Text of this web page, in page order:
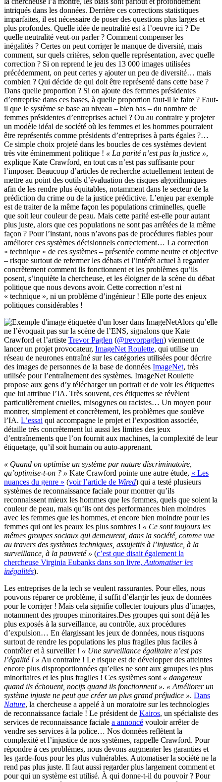
intriqués dans les données. Derrière ces corrections statistiques
imparfaites, il est nécessaire de poser des questions plus larges et
plus profondes. Quelle idée de neutralité est à l’oeuvre ici ? De
quelle neutralité veut-on parler ? Comment compenser les
inégalités ? Certes on peut corriger le manque de diversité, mais
comment, sur quels critères, selon quelle représentation, avec quelle
correction ? Si on reprend le jeu des 13 000 images utilisées
précédemment, on peut certes y ajouter un peu de diversité… mais
combien ? Qui décide de qui doit être représenté dans cette base ?
Dans quelle proportion ? Si on ajoute des femmes présidentes
d’entreprise dans ces bases, à quelle proportion faut-il le faire ? Faut-
il que le système se base au niveau – bien bas – du nombre de
femmes présidentes d’entreprises actuel ? Ou au contraire y projeter
un modèle idéal de société où les femmes et les hommes pourraient
être représentés comme présidents d’entreprises à parts égales ?…
Ce simple choix projeté dans les boucles de ces systèmes devient
très vite éminemment politique ! « La parité n’est pas la justice »,
explique Kate Crawford, en tout cas n’est pas suffisante pour
l’imposer. Beaucoup d’articles de recherche actuellement tentent de
mettre au point des outils d’évaluation des risques algorithmiques
afin de les rendre plus équitables, notamment dans le secteur de la
prédiction du crime ou de la justice prédictive. L’enjeu par exemple
est de traiter de la même façon les populations criminelles, quelle
que soit leur couleur de peau. Mais cette parité est-elle pour autant
plus juste, alors que ces populations ne sont pas arrêtées de la même
façon ? Pour l’instant, nous n’avons pas de procédures fiables pour
améliorer ces systèmes décisionnels correctement… La correction
« technique » de ces systèmes – présentée comme neutre et objective
– risque surtout de refermer les débats et l’intérêt actuel à regarder
concrètement comment ils fonctionnent et les problèmes qu’ils
posent, s’inquiète la chercheuse, et les éloigner de la scène du débat
politique que nous devons avoir. Cette correction n’est ni
« technique », ni un problème d’ingénieur ! Elle porte des enjeux
politiques considérables !
Alors qu’elle
ne l’évoquait pas sur la scène de l’ENS, signalons que Kate
Crawford et l’artiste Trevor Paglen (@trevorpaglen) viennent de
lancer un projet provocateur, ImageNet Roulette, qui utilise un
réseau de neurones entraîné sur les catégories utilisées pour décrire
des images de personnes de la base de données ImageNet, très
utilisée pour l’entraînement des systèmes. ImageNet Roulette
propose aux gens d’y télécharger un portrait et de voir les étiquettes
que lui attribue l’IA. Très souvent, ces étiquettes se révèlent
particulièrement cruelles, misogynes ou racistes… Un moyen pour
montrer, simplement et concrètement, les problèmes que soulève
l’IA. L’essai qui accompagne le projet et l’exposition associée,
détaille très concrètement lui aussi les limites des jeux
d’entraînements que l’on fournit aux machines, la complexité de leur
étiquetage, qu’il soit humain ou auto-apprenant.
« Quand on optimise un système par nature discriminatoire,
qu’optimise-t-on ? » Kate Crawford pointe une autre étude, « Les
nuances du genre » (voir l’article de Wired) qui a testé plusieurs
systèmes de reconnaissance faciale pour montrer qu’ils
reconnaissent mieux les hommes que les femmes, quels que soient la
couleur de peau, mais qu’ils ont des performances bien moindres
avec les femmes que les hommes, et encore bien moindre pour les
femmes qui ont les peaux les plus sombres ! « Ce sont toujours les
mêmes groupes sociaux qui demeurent, dans la société, comme vue
au travers des systèmes techniques, assujettis à l’injustice, à la
surveillance, à la pauvreté » (c’est que disait également la
chercheuse Virginia Eubanks dans son livre, Automatiser les
inégalités).
Les entreprises de la tech se veulent rassurantes. Pour elles, nous
pouvons réparer ce problème, il suffit d’élargir les jeux de données
pour le corriger ! Mais cela signifie collecter toujours plus d’images,
notamment des groupes minoritaires.Des groupes qui sont déjà les
plus exposés à la surveillance, au contrôle, aux procédures
d’expulsion… En élargissant les jeux de données, nous risquons
surtout de rendre les populations les plus fragiles plus faciles à
contrôler et à surveiller ! « Une surveillance égalitaire n’est pas
l’égalité ! » Au contraire ! Le risque est de développer des atteintes
encore plus disproportionnées qu’elles ne sont aux groupes les plus
minoritaires et les plus fragiles ! Ces systèmes sont « dangereux
quand ils échouent, nocifs quand ils fonctionnent ». « Améliorer un
système injuste ne peut que créer un plus grand préjudice ». Dans
Nature, la chercheuse a appelé à un moratoire sur les technologies
de reconnaissance faciale ! Le président de Kairos, un spécialiste des
services de reconnaissance faciale a annoncé vouloir arrêter de
vendre ses services à la police… Nos données reflètent la
complexité et l’injustice de nos systèmes, rappelle Crawford. Pour
répondre à ces problèmes, nous devons augmenter les garanties et
les garde-fous pour les plus vulnérables. Automatiser la société ne la
rend pas plus juste. Il faut aussi regarder plus largement comment et
pour qui un système est utilisé. À qui donne-t-il du pouvoir ? Pour